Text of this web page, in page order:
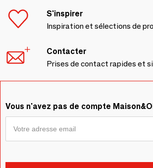
S'inspirer
Inspiration et sélections de
Contacter
Prises de contact rapides et
Vous n'avez pas de compte